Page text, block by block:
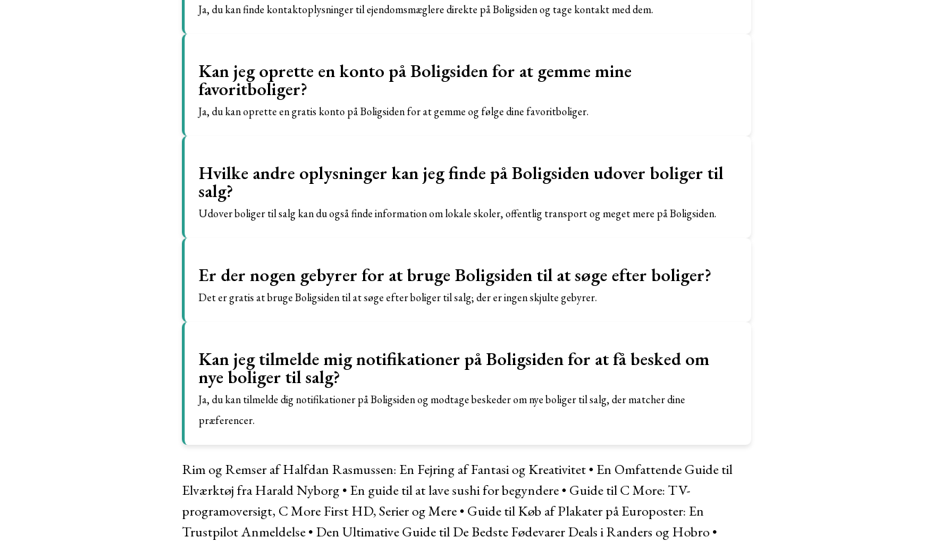
Ja, du kan finde kontaktoplysninger til ejendomsmæglere direkte på Boligsiden og tage kontakt med dem.
Kan jeg oprette en konto på Boligsiden for at gemme mine
favoritboliger?
Ja, du kan oprette en gratis konto på Boligsiden for at gemme og følge dine favoritboliger.
Hvilke andre oplysninger kan jeg finde på Boligsiden udover boliger til
salg?
Udover boliger til salg kan du også finde information om lokale skoler, offentlig transport og meget mere på Boligsiden.
Er der nogen gebyrer for at bruge Boligsiden til at søge efter boliger?
Det er gratis at bruge Boligsiden til at søge efter boliger til salg; der er ingen skjulte gebyrer.
Kan jeg tilmelde mig notifikationer på Boligsiden for at få besked om
nye boliger til salg?
Ja, du kan tilmelde dig notifikationer på Boligsiden og modtage beskeder om nye boliger til salg, der matcher dine
præferencer.
Rim og Remser af Halfdan Rasmussen: En Fejring af Fantasi og Kreativitet• En Omfattende Guide til
Elværktøj fra Harald Nyborg• En guide til at lave sushi for begyndere• Guide til C More: TV-
programoversigt, C More First HD, Serier og Mere• Guide til Køb af Plakater på Europoster: En
Trustpilot Anmeldelse• Den Ultimative Guide til De Bedste Fødevarer Deals i Randers og Hobro•